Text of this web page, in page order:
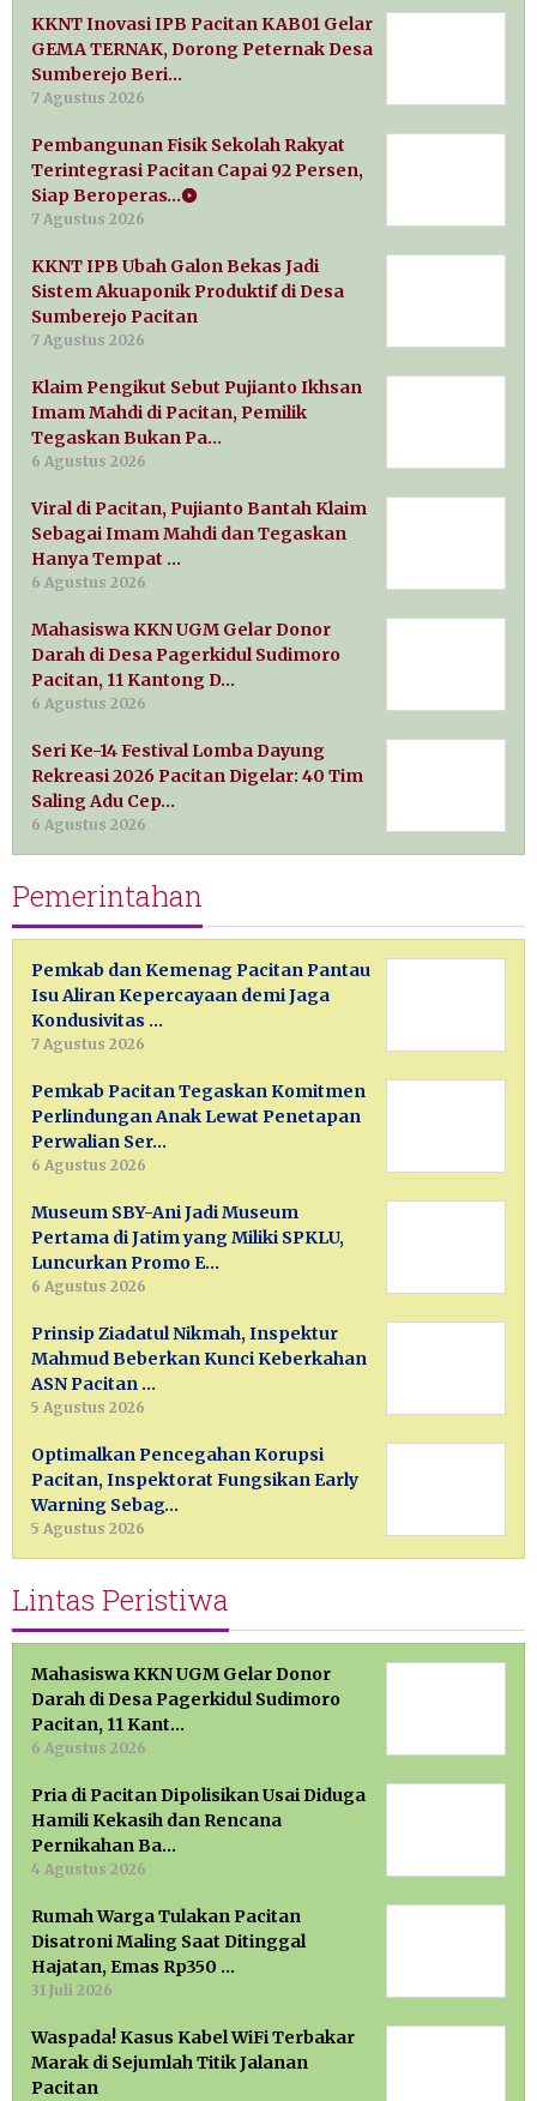
KKNT Inovasi IPB Pacitan KAB01 Gelar
GEMA TERNAK, Dorong Peternak Desa
Sumberejo Beri…
7 Agustus 2026
Pembangunan Fisik Sekolah Rakyat
Terintegrasi Pacitan Capai 92 Persen,
Siap Beroperas…
7 Agustus 2026
KKNT IPB Ubah Galon Bekas Jadi
Sistem Akuaponik Produktif di Desa
Sumberejo Pacitan
7 Agustus 2026
Klaim Pengikut Sebut Pujianto Ikhsan
Imam Mahdi di Pacitan, Pemilik
Tegaskan Bukan Pa…
6 Agustus 2026
Viral di Pacitan, Pujianto Bantah Klaim
Sebagai Imam Mahdi dan Tegaskan
Hanya Tempat …
6 Agustus 2026
Mahasiswa KKN UGM Gelar Donor
Darah di Desa Pagerkidul Sudimoro
Pacitan, 11 Kantong D…
6 Agustus 2026
Seri Ke-14 Festival Lomba Dayung
Rekreasi 2026 Pacitan Digelar: 40 Tim
Saling Adu Cep…
6 Agustus 2026
Pemerintahan
Pemkab dan Kemenag Pacitan Pantau
Isu Aliran Kepercayaan demi Jaga
Kondusivitas …
7 Agustus 2026
Pemkab Pacitan Tegaskan Komitmen
Perlindungan Anak Lewat Penetapan
Perwalian Ser…
6 Agustus 2026
Museum SBY-Ani Jadi Museum
Pertama di Jatim yang Miliki SPKLU,
Luncurkan Promo E…
6 Agustus 2026
Prinsip Ziadatul Nikmah, Inspektur
Mahmud Beberkan Kunci Keberkahan
ASN Pacitan …
5 Agustus 2026
Optimalkan Pencegahan Korupsi
Pacitan, Inspektorat Fungsikan Early
Warning Sebag…
5 Agustus 2026
Lintas Peristiwa
Mahasiswa KKN UGM Gelar Donor
Darah di Desa Pagerkidul Sudimoro
Pacitan, 11 Kant…
6 Agustus 2026
Pria di Pacitan Dipolisikan Usai Diduga
Hamili Kekasih dan Rencana
Pernikahan Ba…
4 Agustus 2026
Rumah Warga Tulakan Pacitan
Disatroni Maling Saat Ditinggal
Hajatan, Emas Rp350 …
31 Juli 2026
Waspada! Kasus Kabel WiFi Terbakar
Marak di Sejumlah Titik Jalanan
Pacitan